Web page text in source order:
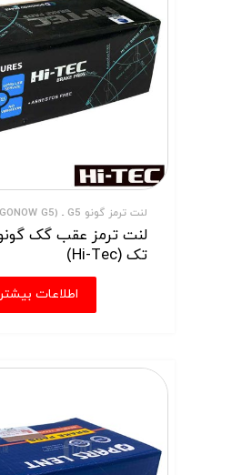
لنت ترمز گونو G5 ـ (GONOW G5)
تک (Hi-Tec)
اطلاعات بیشتر